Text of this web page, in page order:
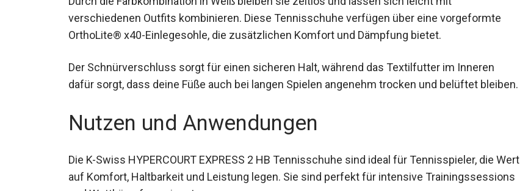
Durch die Farbkombination in Weiß bleiben sie zeitlos und lassen sich leicht mit
verschiedenen Outfits kombinieren. Diese Tennisschuhe verfügen über eine vorgeformte
Der Schnürverschluss sorgt für einen sicheren Halt, während das Textilfutter im Inneren
bleiben.
Nutzen und Anwendungen